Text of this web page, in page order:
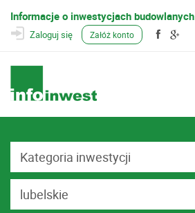
Informacje o inwestycjach budowlanych
Zaloguj się Załóż konto
Kategoria inwestycji
lubelskie